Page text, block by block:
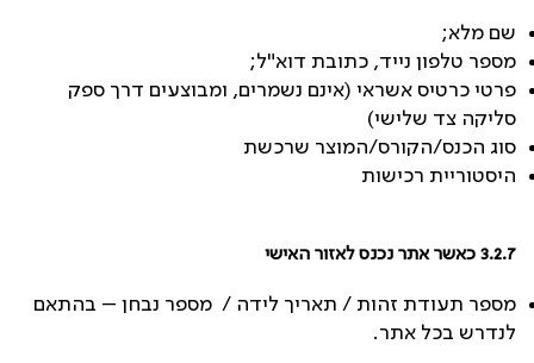
שם מלא;
מספר טלפון נייד, כתובת דוא"ל;
פרטי כרטיס אשראי (אינם נשמרים, ומבוצעים דרך ספק
סליקה צד שלישי)
סוג הכנס/הקורס/המוצר שרכשת
היסטוריית רכישות
3.2.7 כאשר אתר נכנס לאזור האישי
מספר תעודת זהות / תאריך לידה / מספר נבחן – בהתאם
לנדרש בכל אתר.